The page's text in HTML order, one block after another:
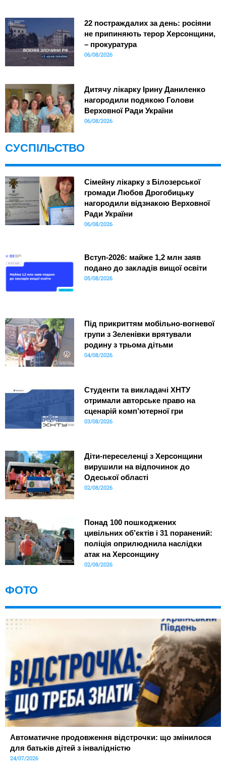
22 постраждалих за день: росіяни
не припиняють терор Херсонщини,
– прокуратура
06/08/2026
Дитячу лікарку Ірину Даниленко
нагородили подякою Голови
Верховної Ради України
06/08/2026
СУСПІЛЬСТВО
Сімейну лікарку з Білозерської
громади Любов Дрогобицьку
нагородили відзнакою Верховної
Ради України
06/08/2026
Вступ-2026: майже 1,2 млн заяв
подано до закладів вищої освіти
05/08/2026
Під прикриттям мобільно-вогневої
групи з Зеленівки врятували
родину з трьома дітьми
04/08/2026
Студенти та викладачі ХНТУ
отримали авторське право на
сценарій комп’ютерної гри
03/08/2026
Діти-переселенці з Херсонщини
вирушили на відпочинок до
Одеської області
02/08/2026
Понад 100 пошкоджених
цивільних об’єктів і 31 поранений:
поліція оприлюднила наслідки
атак на Херсонщину
02/08/2026
ФОТО
Автоматичне продовження відстрочки: що змінилося
для батьків дітей з інвалідністю
24/07/2026